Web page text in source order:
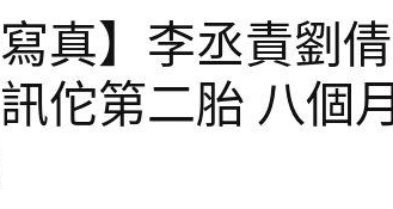
寫真】李丞責劉倩
佗第二胎 八個月